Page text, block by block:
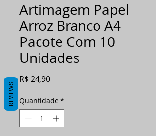
Artimagem Papel
Arroz Branco A4
Pacote Com 10
Unidades
R$ 24,90Preço
Quantidade *
REVIEWS